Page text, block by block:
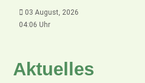
03 August, 2026
04:06 Uhr
Aktuelles